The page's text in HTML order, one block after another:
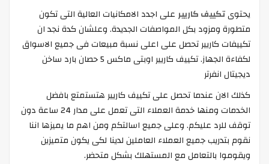
يحتوىتكييف كارييرعلى اجدد الامكانيات العالية التى تكون
متطورة ومزود بكل المواصفات الجديدة. وعلشان كدة نجد ان
تكييفات كاريير تحصل على اعلى نسبة مبيعات فى جميع الاسواق
لكفاءة الجهاز. تكييف كاريير اوبتى ماكس 5 حصان بارد ساخن
ديجيتال انفرتر
كذلك الان عندما تحصل على تكييف كاريير هتستمتع بافضل
الخدمات ومنها خدمة العملاء التى تعمل على مدار 24 ساعة دون
توقف للرد عليكم. وعلى جميع اسالتكم ومن اهم ما يميزها اننا
نقوم بتدريب جميع العملاء العاملين لدينا لكى يكون متميزين
ويقوموا بالتعامل مع المستهلك بشكل متحضر.